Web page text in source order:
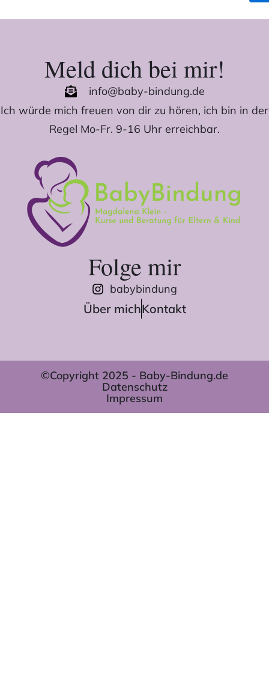
Meld dich bei mir!
info@baby-bindung.de
Ich würde mich freuen von dir zu hören, ich bin in der
Regel Mo-Fr. 9-16 Uhr erreichbar.
Folge mir
babybindung
Über michKontakt
©Copyright 2025 - Baby-Bindung.de
Datenschutz
Impressum